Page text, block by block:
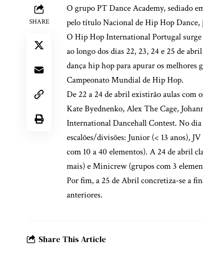
SHARE
O grupo PT Dance Academy, sediado
pelo título Nacional de Hip Hop Dance,
O Hip Hop International Portugal surge
ao longo dos dias 22, 23, 24 e 25 de
dança hip hop para apurar os melhores
Campeonato Mundial de Hip Hop.
De 22 a 24 de abril existirão aulas com
Kate Byednenko, Alex The Cage,
International Dancehall Contest. No
escalões/divisões: Junior (< 13 anos),
com 10 a 40 elementos). A 24 de abril
mais) e Minicrew (grupos com 3
Por fim, a 25 de Abril concretiza-se a
anteriores.
Share This Article